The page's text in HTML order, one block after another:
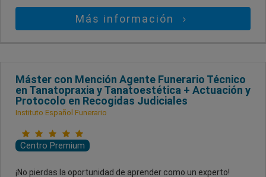
Más información
Máster con Mención Agente Funerario Técnico
en Tanatopraxia y Tanatoestética + Actuación y
Protocolo en Recogidas Judiciales
Instituto Español Funerario
Centro Premium
¡No pierdas la oportunidad de aprender como un experto!